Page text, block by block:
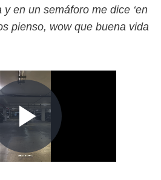
en un semáforo me dice ‘en
pienso, wow que buena vida